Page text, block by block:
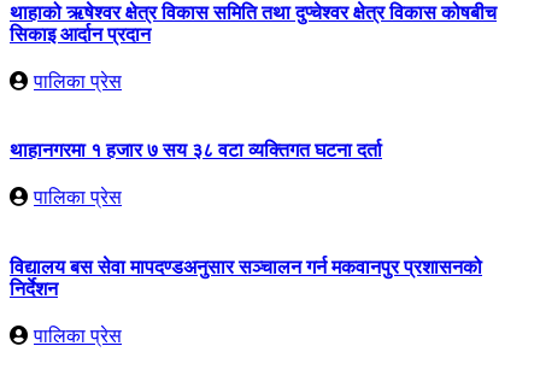
थाहाको ऋषेश्वर क्षेत्र विकास समिति तथा दुप्चेश्वर क्षेत्र विकास कोषबीच
सिकाइ आर्दान प्रदान
पालिका प्रेस
थाहानगरमा १ हजार ७ सय ३८ वटा व्यक्तिगत घटना दर्ता
पालिका प्रेस
विद्यालय बस सेवा मापदण्डअनुसार सञ्चालन गर्न मकवानपुर प्रशासनको
निर्देशन
पालिका प्रेस